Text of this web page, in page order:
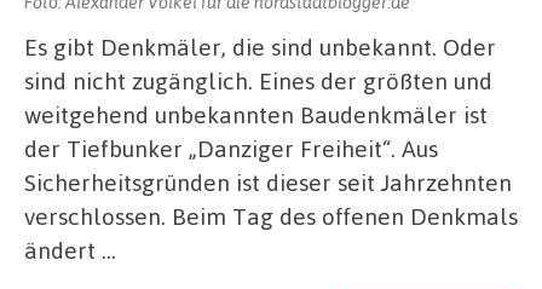
Es gibt Denkmäler, die sind unbekannt. Oder
sind nicht zugänglich. Eines der größten und
weitgehend unbekannten Baudenkmäler ist
der Tiefbunker „Danziger Freiheit“. Aus
Sicherheitsgründen ist dieser seit Jahrzehnten
verschlossen. Beim Tag des offenen Denkmals
ändert …